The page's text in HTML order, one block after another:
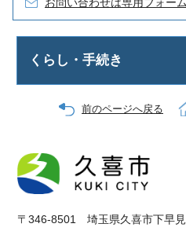
くらし・手続き
前のページへ戻る
〒346-8501 埼玉県久喜市下早